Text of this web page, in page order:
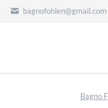
bagnofohlen@gmail.com
Bagno